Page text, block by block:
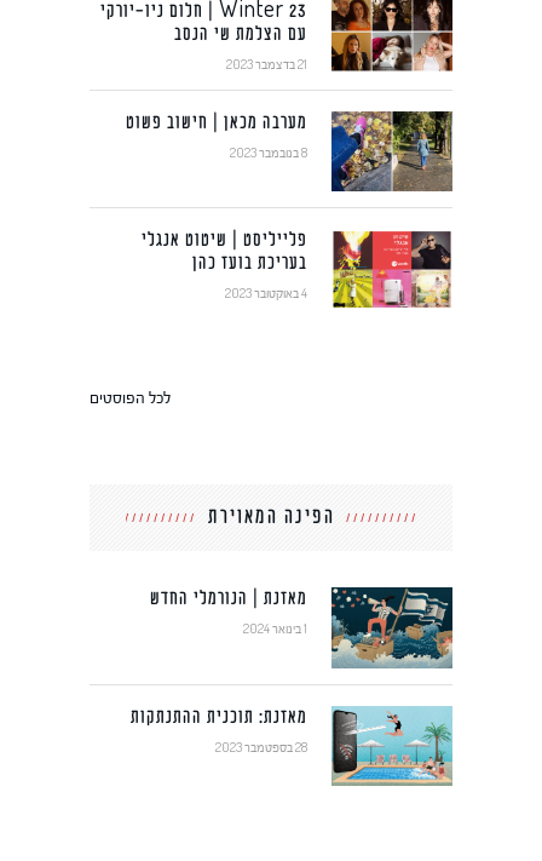
Winter 23 | חלום ניו-יורקי
עם הצלמת שי הנסב
21 בדצמבר 2023
מערבה מכאן | חישוב פשוט
8 בנובמבר 2023
פלייליסט | שיטוט אנגלי
בעריכת בועז כהן
4 באוקטובר 2023
לכל הפוסטים
הפינה המאוירת
מאזנת | הנורמלי החדש
1 בינואר 2024
מאזנת: תוכנית ההתנתקות
28 בספטמבר 2023